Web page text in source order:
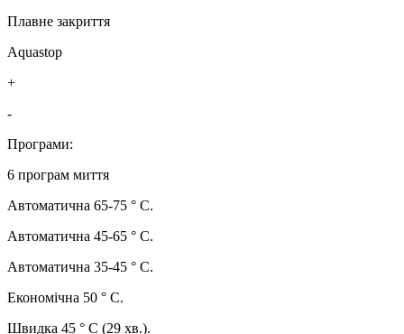
Плавне закриття
Aquastop
+
-
Програми:
6 програм миття
Автоматична 65-75 ° С.
Автоматична 45-65 ° С.
Автоматична 35-45 ° С.
Економічна 50 ° С.
Швидка 45 ° С (29 хв.).